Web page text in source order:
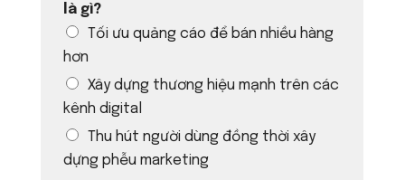
là gì?
Tối ưu quảng cáo để bán nhiều hàng
hơn
Xây dựng thương hiệu mạnh trên các
kênh digital
Thu hút người dùng đồng thời xây
dựng phễu marketing